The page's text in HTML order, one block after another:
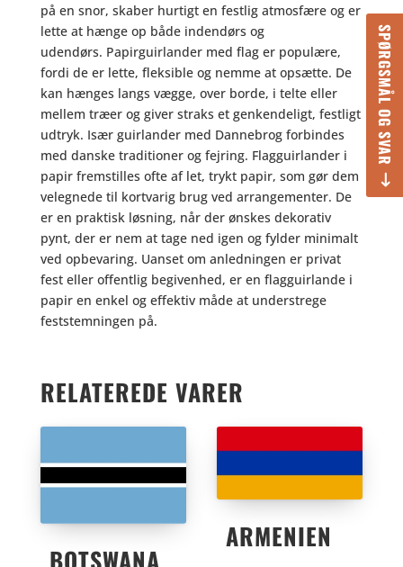
SPØRGSMÅL OG SVAR
på en snor, skaber hurtigt en festlig atmosfære og er
lette at hænge op både indendørs og
udendørs. Papirguirlander med flag er populære,
fordi de er lette, fleksible og nemme at opsætte. De
kan hænges langs vægge, over borde, i telte eller
mellem træer og giver straks et genkendeligt, festligt
udtryk. Især guirlander med Dannebrog forbindes
med danske traditioner og fejring. Flagguirlander i
papir fremstilles ofte af let, trykt papir, som gør dem
velegnede til kortvarig brug ved arrangementer. De
er en praktisk løsning, når der ønskes dekorativ
pynt, der er nem at tage ned igen og fylder minimalt
ved opbevaring. Uanset om anledningen er privat
fest eller offentlig begivenhed, er en flagguirlande i
papir en enkel og effektiv måde at understrege
feststemningen på.
RELATEREDE VARER
ARMENIEN